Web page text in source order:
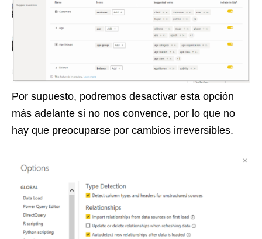
Por supuesto, podremos desactivar esta opción
más adelante si no nos convence, por lo que no
hay que preocuparse por cambios irreversibles.